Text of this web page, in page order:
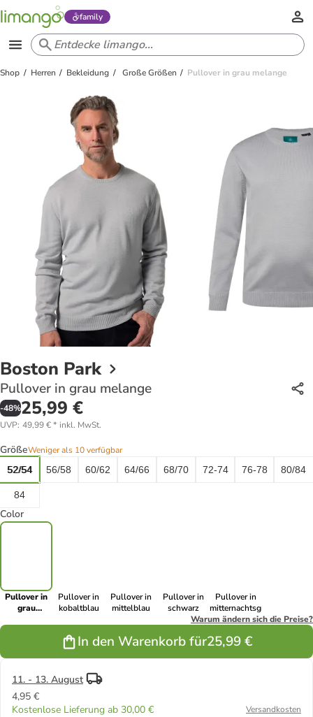
family
Shop Herren Bekleidung Große Größen Pullover in grau melange
Boston Park
Pullover in grau melange
-48%25,99 €
UVP: 49,99 €* inkl. MwSt.
GrößeWeniger als 10 verfügbar
52/54
56/58 60/62 64/66 68/70 72-74 76-78 80/84
84
Color
Pullover in
grau
Pullover in
kobaltblau
Pullover in
mittelblau
Pullover in
schwarz
Pullover in
mitternachtsgrün
Warum ändern sich die Preise?
In den Warenkorb für25,99 €
11. - 13. August
4,95 €
Kostenlose Lieferung ab 30,00 €
Versandkosten